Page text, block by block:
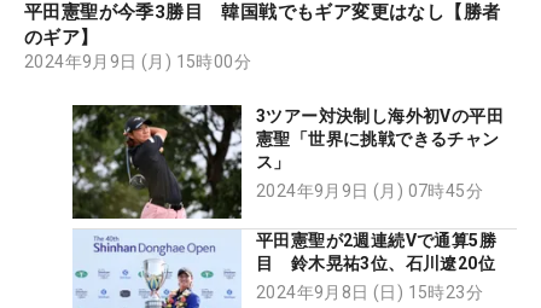
平田憲聖が今季3勝目 韓国戦でもギア変更はなし【勝者
のギア】
2024年9月9日 (月) 15時00分
3ツアー対決制し海外初Vの平田
憲聖「世界に挑戦できるチャン
ス」
2024年9月9日 (月) 07時45分
平田憲聖が2週連続Vで通算5勝
目 鈴木晃祐3位、石川遼20位
2024年9月8日 (日) 15時23分